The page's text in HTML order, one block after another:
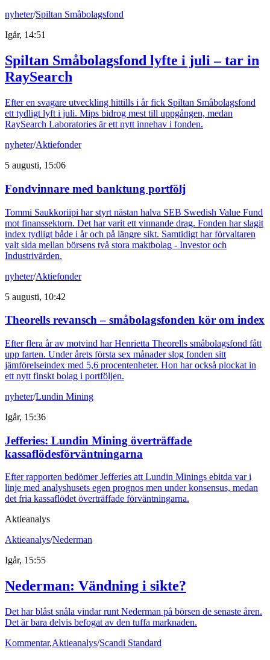
nyheter/Spiltan Småbolagsfond
Igår, 14:51
Spiltan Småbolagsfond lyfte i juli – tar in
RaySearch
Efter en svagare utveckling hittills i år fick Spiltan Småbolagsfond
ett tydligt lyft i juli. Mips bidrog mest till uppgången, medan
RaySearch Laboratories är ett nytt innehav i fonden.
nyheter/Aktiefonder
5 augusti, 15:06
Fondvinnare med banktung portfölj
Tommi Saukkoriipi har styrt nästan halva SEB Swedish Value Fund
mot finanssektorn. Det har varit ett vinnande drag. Fonden har slagit
index tydligt både i år och på längre sikt. Samtidigt har förvaltaren
valt sida mellan börsens två stora maktbolag - Investor och
Industrivärden.
nyheter/Aktiefonder
5 augusti, 10:42
Theorells revansch – småbolagsfonden kör om index
Efter flera år av motvind har Henrietta Theorells småbolagsfond fått
upp farten. Under årets första sex månader slog fonden sitt
jämförelseindex med 5,6 procentenheter. Hon har också plockat in
ett nytt finskt bolag i portföljen.
nyheter/Lundin Mining
Igår, 15:36
Jefferies: Lundin Mining överträffade
kassaflödesförväntningarna
Efter rapporten bedömer Jefferies att Lundin Minings ebitda var i
linje med analyshusets egen prognos men under konsensus, medan
det fria kassaflödet överträffade förväntningarna.
Aktieanalys
Aktieanalys/Nederman
Igår, 15:55
Nederman: Vändning i sikte?
Det har blåst snåla vindar runt Nederman på börsen de senaste åren.
Det är bara delvis befogat av den tuffa marknaden.
Kommentar,Aktieanalys/Scandi Standard